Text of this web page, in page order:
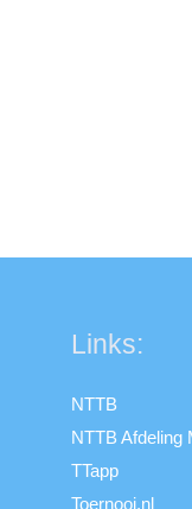
Links:
NTTB
NTTB Afdeling
TTapp
Toernooi.nl